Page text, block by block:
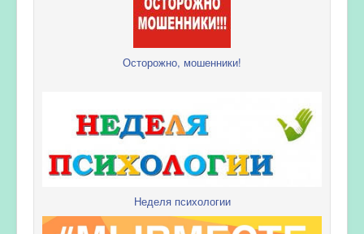
Осторожно, мошенники!
Неделя психологии